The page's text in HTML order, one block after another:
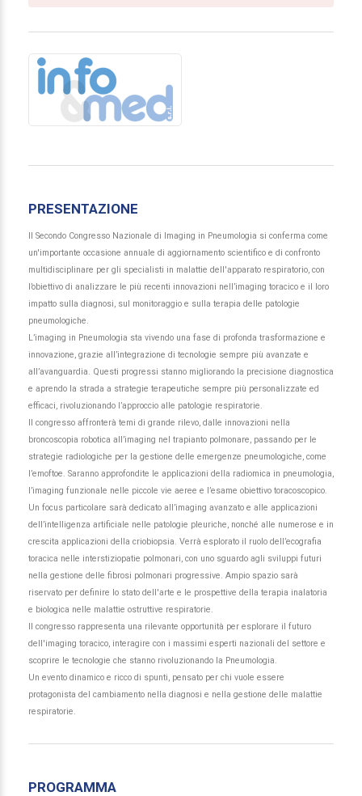
PRESENTAZIONE
Il Secondo Congresso Nazionale di Imaging in Pneumologia si conferma come
un'importante occasione annuale di aggiornamento scientifico e di confronto
multidisciplinare per gli specialisti in malattie dell'apparato respiratorio, con
l’obiettivo di analizzare le più recenti innovazioni nell’imaging toracico e il loro
impatto sulla diagnosi, sul monitoraggio e sulla terapia delle patologie
pneumologiche.
L’imaging in Pneumologia sta vivendo una fase di profonda trasformazione e
innovazione, grazie all’integrazione di tecnologie sempre più avanzate e
all’avanguardia. Questi progressi stanno migliorando la precisione diagnostica
e aprendo la strada a strategie terapeutiche sempre più personalizzate ed
efficaci, rivoluzionando l’approccio alle patologie respiratorie.
Il congresso affronterà temi di grande rilevo, dalle innovazioni nella
broncoscopia robotica all’imaging nel trapianto polmonare, passando per le
strategie radiologiche per la gestione delle emergenze pneumologiche, come
l’emoftoe. Saranno approfondite le applicazioni della radiomica in pneumologia,
l’imaging funzionale nelle piccole vie aeree e l’esame obiettivo toracoscopico.
Un focus particolare sarà dedicato all’imaging avanzato e alle applicazioni
dell’intelligenza artificiale nelle patologie pleuriche, nonché alle numerose e in
crescita applicazioni della criobiopsia. Verrà esplorato il ruolo dell’ecografia
toracica nelle interstiziopatie polmonari, con uno sguardo agli sviluppi futuri
nella gestione delle fibrosi polmonari progressive. Ampio spazio sarà
riservato per definire lo stato dell'arte e le prospettive della terapia inalatoria
e biologica nelle malattie ostruttive respiratorie.
Il congresso rappresenta una rilevante opportunità per esplorare il futuro
dell'imaging toracico, interagire con i massimi esperti nazionali del settore e
scoprire le tecnologie che stanno rivoluzionando la Pneumologia.
Un evento dinamico e ricco di spunti, pensato per chi vuole essere
protagonista del cambiamento nella diagnosi e nella gestione delle malattie
respiratorie.
PROGRAMMA